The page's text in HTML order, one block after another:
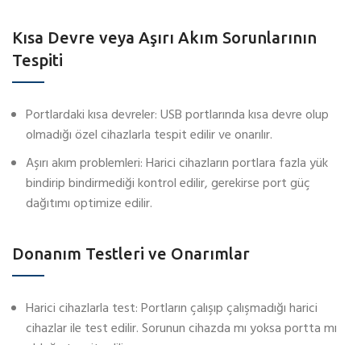
Kısa Devre veya Aşırı Akım Sorunlarının
Tespiti
Portlardaki kısa devreler: USB portlarında kısa devre olup
olmadığı özel cihazlarla tespit edilir ve onarılır.
Aşırı akım problemleri: Harici cihazların portlara fazla yük
bindirip bindirmediği kontrol edilir, gerekirse port güç
dağıtımı optimize edilir.
Donanım Testleri ve Onarımlar
Harici cihazlarla test: Portların çalışıp çalışmadığı harici
cihazlar ile test edilir. Sorunun cihazda mı yoksa portta mı